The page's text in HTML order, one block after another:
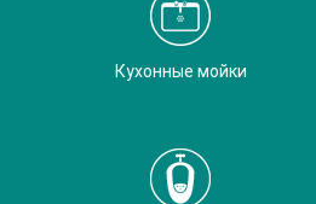
Кухонные мойки